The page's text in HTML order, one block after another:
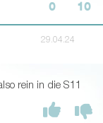
0 10
29.04.24
rein in die S11